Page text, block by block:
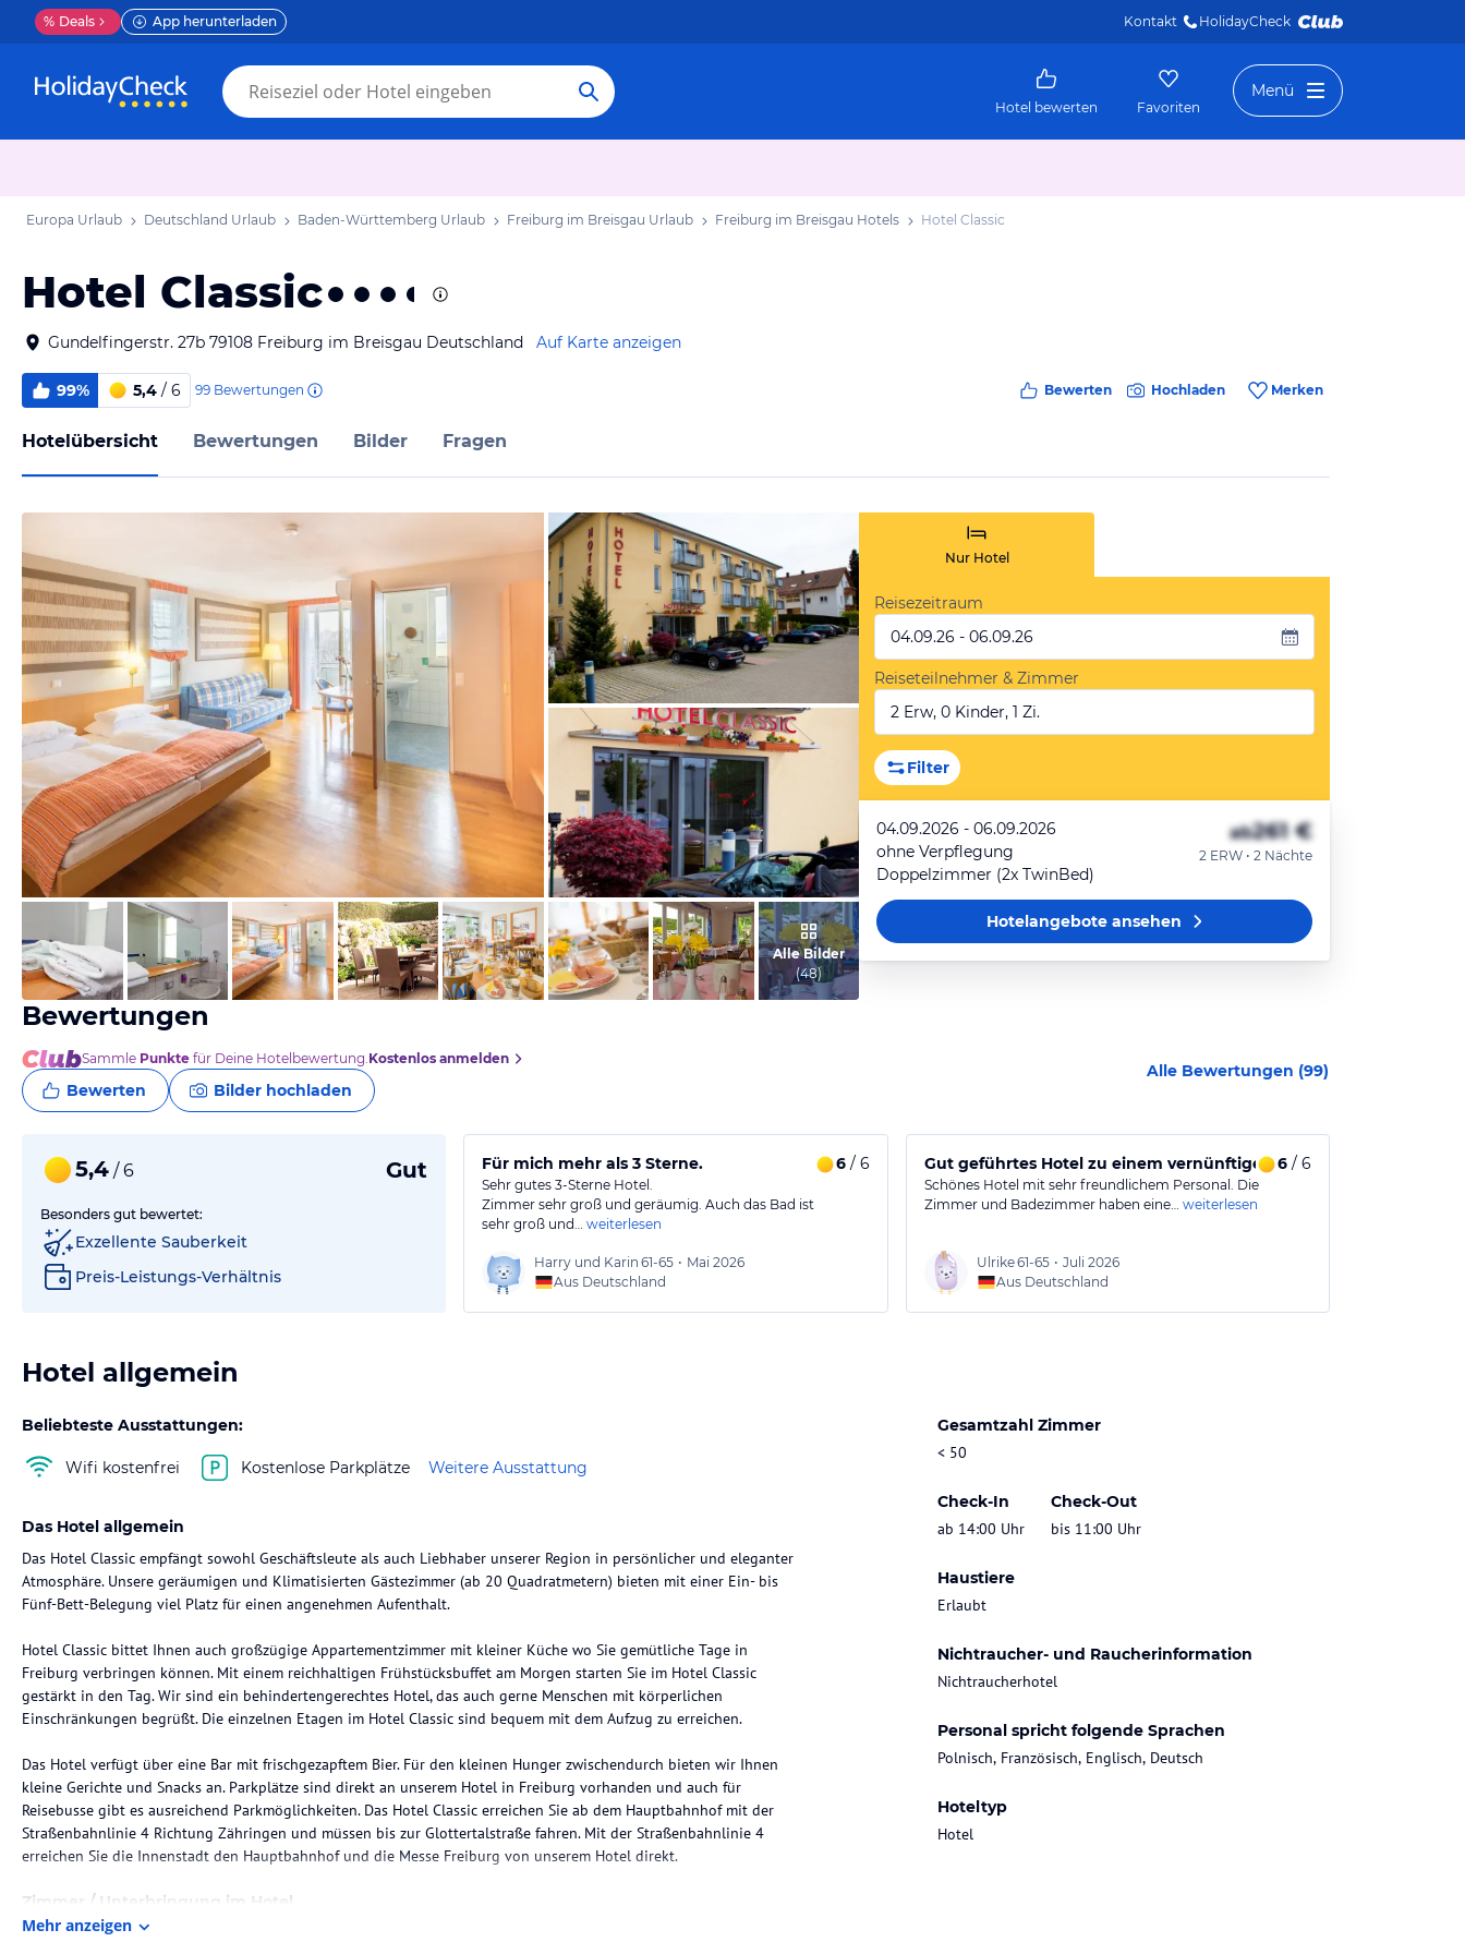
% Deals App herunterladen Kontakt HolidayCheck
Hotel bewerten Favoriten
Menü
Europa Urlaub Deutschland Urlaub Baden-Württemberg Urlaub Freiburg im Breisgau Urlaub Freiburg im Breisgau Hotels Hotel Classic
Hotel Classic
Gundelfingerstr. 27b 79108 Freiburg im Breisgau Deutschland Auf Karte anzeigen
99% 5,4 / 6 99 Bewertungen Bewerten Hochladen Merken
Hotelübersicht Bewertungen Bilder Fragen
vom Hotelier, März 2015
vom Hotelier, April 2009
vom Hotelier, April 2009
Alle Bilder
(48)
Nur Hotel
Reisezeitraum
04.09.26 - 06.09.26
Reiseteilnehmer & Zimmer
2 Erw, 0 Kinder, 1 Zi.
Filter
04.09.2026 - 06.09.2026
ohne Verpflegung
Doppelzimmer (2x TwinBed)
ab261 €
2 ERW • 2 Nächte
Hotelangeboteansehen
Bewertungen
Sammle Punkte für Deine Hotelbewertung.Kostenlos anmelden
Bewerten Bilder hochladen
Alle Bewertungen (99)
5,4 / 6 Gut
Besonders gut bewertet:
Exzellente Sauberkeit
Preis-Leistungs-Verhältnis
Für mich mehr als 3 Sterne. 6/ 6
Sehr gutes 3-Sterne Hotel.
Zimmer sehr groß und geräumig. Auch das Bad ist
sehr groß und… weiterlesen
Harry und Karin 61-65 • Mai 2026
Aus Deutschland
Gut geführtes Hotel zu einem vernünftigen Preis.
6/ 6
Schönes Hotel mit sehr freundlichem Personal. Die
Zimmer und Badezimmer haben eine… weiterlesen
Ulrike61-65 • Juli 2026
Aus Deutschland
Hotel allgemein
Beliebteste Ausstattungen:
Wifi kostenfrei Kostenlose Parkplätze Weitere Ausstattung
Gesamtzahl Zimmer
< 50
Check-In
ab 14:00 Uhr
Check-Out
bis 11:00 Uhr
Haustiere
Erlaubt
Nichtraucher- und Raucherinformation
Nichtraucherhotel
Personal spricht folgende Sprachen
Polnisch, Französisch, Englisch, Deutsch
Hoteltyp
Hotel
Das Hotel allgemein
Das Hotel Classic empfängt sowohl Geschäftsleute als auch Liebhaber unserer Region in persönlicher und eleganter
Atmosphäre. Unsere geräumigen und Klimatisierten Gästezimmer (ab 20 Quadratmetern) bieten mit einer Ein- bis
Fünf-Bett-Belegung viel Platz für einen angenehmen Aufenthalt.
Hotel Classic bittet Ihnen auch großzügige Appartementzimmer mit kleiner Küche wo Sie gemütliche Tage in
Freiburg verbringen können. Mit einem reichhaltigen Frühstücksbuffet am Morgen starten Sie im Hotel Classic
gestärkt in den Tag. Wir sind ein behindertengerechtes Hotel, das auch gerne Menschen mit körperlichen
Einschränkungen begrüßt. Die einzelnen Etagen im Hotel Classic sind bequem mit dem Aufzug zu erreichen.
Das Hotel verfügt über eine Bar mit frischgezapftem Bier. Für den kleinen Hunger zwischendurch bieten wir Ihnen
kleine Gerichte und Snacks an. Parkplätze sind direkt an unserem Hotel in Freiburg vorhanden und auch für
Reisebusse gibt es ausreichend Parkmöglichkeiten. Das Hotel Classic erreichen Sie ab dem Hauptbahnhof mit der
Straßenbahnlinie 4 Richtung Zähringen und müssen bis zur Glottertalstraße fahren. Mit der Straßenbahnlinie 4
erreichen Sie die Innenstadt den Hauptbahnhof und die Messe Freiburg von unserem Hotel direkt.
Zimmer / Unterbringung im Hotel
In jedem Zimmer ist ein Badezimmer vorhanden. Ein Haartrockner und Toilettenartikel gehören zum Badinventar. Ein
Mehr anzeigen